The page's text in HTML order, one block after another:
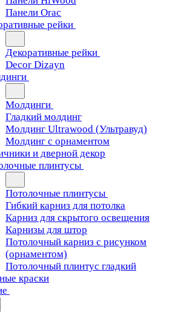
Панели Orac
рейки
Декоративные рейки
Decor Dizayn
Молдинги
Гладкий молдинг
Молдинг Ultrawood (Ультравуд)
Молдинг с орнаментом
и дверной декор
плинтусы
Потолочные плинтусы
Гибкий карниз для потолка
Карниз для скрытого освещения
Карнизы для штор
Потолочный карниз с рисунком
(орнаментом)
Потолочный плинтус гладкий
краски